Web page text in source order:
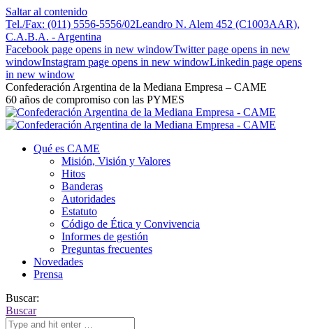
Saltar al contenido
Tel./Fax: (011) 5556-5556/02Leandro N. Alem 452 (C1003AAR),
C.A.B.A. - Argentina
Facebook page opens in new windowTwitter page opens in new
windowInstagram page opens in new windowLinkedin page opens
in new window
Confederación Argentina de la Mediana Empresa – CAME
60 años de compromiso con las PYMES
Qué es CAME
Misión, Visión y Valores
Hitos
Banderas
Autoridades
Estatuto
Código de Ética y Convivencia
Informes de gestión
Preguntas frecuentes
Novedades
Prensa
Buscar:
Buscar